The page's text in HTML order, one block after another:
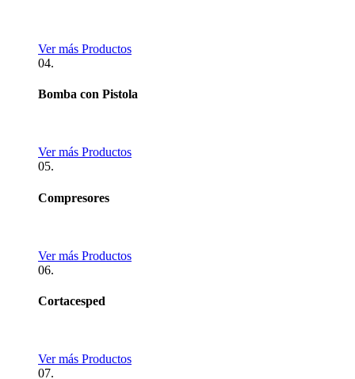
Ver más Productos
04.
Bomba con Pistola
Ver más Productos
05.
Compresores
Ver más Productos
06.
Cortacesped
Ver más Productos
07.